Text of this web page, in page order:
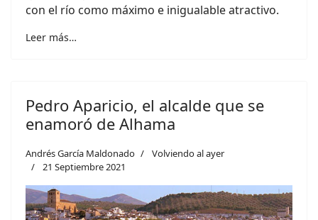
con el río como máximo e inigualable atractivo.
Leer más…
Pedro Aparicio, el alcalde que se
enamoró de Alhama
Andrés García Maldonado
Volviendo al ayer
21 Septiembre 2021